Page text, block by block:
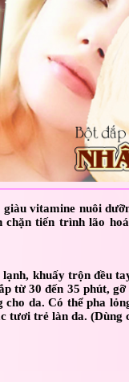
vitamine nuôi
chặn tiến trình lão
khuấy trộn đều
từ 30 đến 35 phút,
da. Có thể pha
tươi trẻ làn da. (Dùng